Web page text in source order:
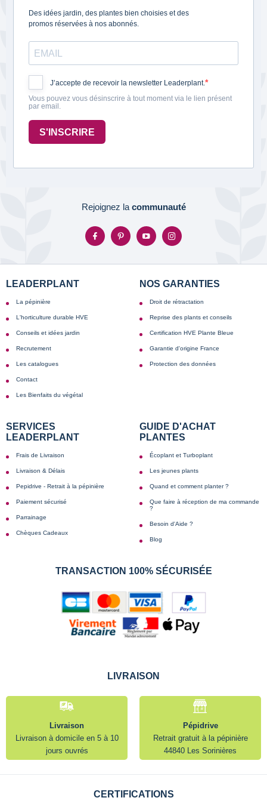
Des idées jardin, des plantes bien choisies et des
promos réservées à nos abonnés.
J’accepte de recevoir la newsletter Leaderplant.
Vous pouvez vous désinscrire à tout moment via le lien présent
par email.
S'INSCRIRE
Rejoignez la communauté
LEADERPLANT
La pépinière
L'horticulture durable HVE
Conseils et idées jardin
Recrutement
Les catalogues
Contact
Les Bienfaits du végétal
NOS GARANTIES
Droit de rétractation
Reprise des plants et conseils
Certification HVE Plante Bleue
Garantie d'origine France
Protection des données
SERVICES
LEADERPLANT
Frais de Livraison
Livraison & Délais
Pepidrive - Retrait à la pépinière
Paiement sécurisé
Parrainage
Chèques Cadeaux
GUIDE D'ACHAT
PLANTES
Écoplant et Turboplant
Les jeunes plants
Quand et comment planter ?
Que faire à réception de ma commande
?
Besoin d'Aide ?
Blog
TRANSACTION 100% SÉCURISÉE
LIVRAISON
Livraison
Livraison à domicile en 5 à 10
jours ouvrés
Pépidrive
Retrait gratuit à la pépinière
44840 Les Sorinières
CERTIFICATIONS